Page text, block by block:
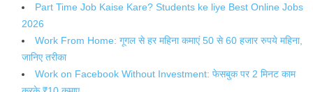
Part Time Job Kaise Kare? Students ke liye Best Online Jobs
2026
Work From Home: गूगल से हर महिना कमाएं 50 से 60 हजार रुपये महिना,
जानिए तरीका
Work on Facebook Without Investment: फेसबुक पर 2 मिनट काम